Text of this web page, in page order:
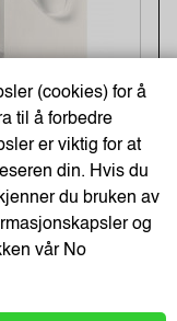
18X8X21
22,- Eks. Mva.
Kjøp
(cookies) for å
til å forbedre
er viktig for at
din. Hvis du
du bruken av
og
vårNo